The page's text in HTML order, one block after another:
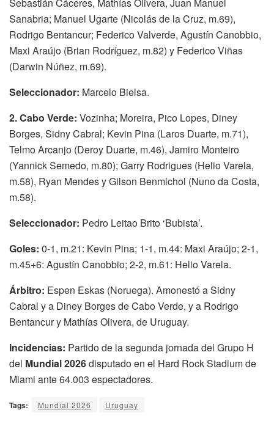
Sebastián Cáceres, Mathías Olivera, Juan Manuel
Sanabria; Manuel Ugarte (Nicolás de la Cruz, m.69),
Rodrigo Bentancur; Federico Valverde, Agustín Canobbio,
Maxi Araújo (Brian Rodríguez, m.82) y Federico Viñas
(Darwin Núñez, m.69).
Seleccionador: Marcelo Bielsa.
2. Cabo Verde: Vozinha; Moreira, Pico Lopes, Diney
Borges, Sidny Cabral; Kevin Pina (Laros Duarte, m.71),
Telmo Arcanjo (Deroy Duarte, m.46), Jamiro Monteiro
(Yannick Semedo, m.80); Garry Rodrigues (Helio Varela,
m.58), Ryan Mendes y Gilson Benmichol (Nuno da Costa,
m.58).
Seleccionador: Pedro Leitao Brito ‘Bubista’.
Goles: 0-1, m.21: Kevin Pina; 1-1, m.44: Maxi Araújo; 2-1,
m.45+6: Agustín Canobbio; 2-2, m.61: Helio Varela.
Árbitro: Espen Eskas (Noruega). Amonestó a Sidny
Cabral y a Diney Borges de Cabo Verde, y a Rodrigo
Bentancur y Mathías Olivera, de Uruguay.
Incidencias: Partido de la segunda jornada del Grupo H
del Mundial 2026disputado en el Hard Rock Stadium de
Miami ante 64.003 espectadores.
Tags: Mundial 2026 Uruguay